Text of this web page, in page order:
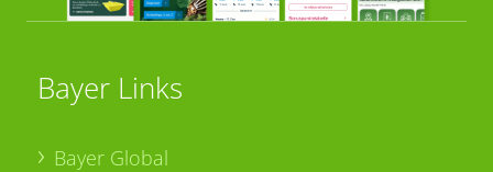
Bayer Links
Bayer Global